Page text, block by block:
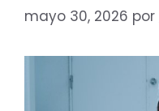
mayo 30, 2026 por